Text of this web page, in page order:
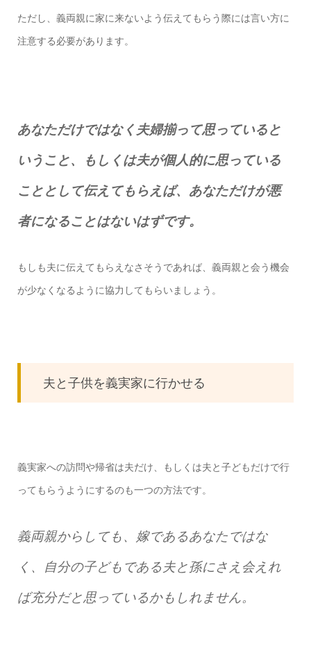
ただし、義両親に家に来ないよう伝えてもらう際には言い方に
注意する必要があります。
あなただけではなく夫婦揃って思っていると
いうこと、もしくは夫が個人的に思っている
こととして伝えてもらえば、あなただけが悪
者になることはないはずです。
もしも夫に伝えてもらえなさそうであれば、義両親と会う機会
が少なくなるように協力してもらいましょう。
夫と子供を義実家に行かせる
義実家への訪問や帰省は夫だけ、もしくは夫と子どもだけで行
ってもらうようにするのも一つの方法です。
義両親からしても、嫁であるあなたではな
く、自分の子どもである夫と孫にさえ会えれ
ば充分だと思っているかもしれません。